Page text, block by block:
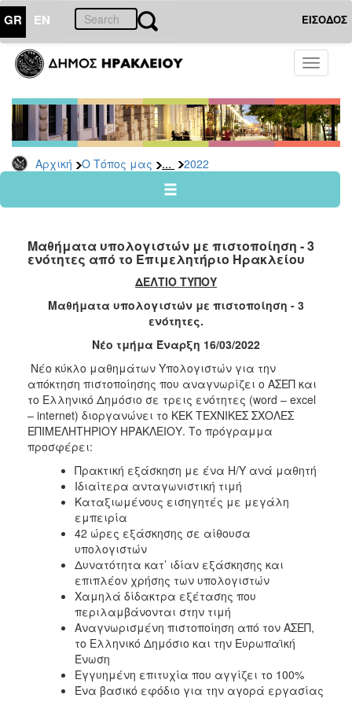
GR EN ΕΙΣΟΔΟΣ
Toggle
Αρχική Ο Τόπος μας ... 2022
ΤΟΠΟΣ
ΜΑΣ
Ανακοινώσεις
Αρχείο
2026
2024
2022
2020
2017
2016
2015
2012
2011
ΠΟΛΙΤΙΣΜΟΣ
ΑΝΘΕΚΤΙΚΗ
Μαθήματα υπολογιστών με πιστοποίηση - 3
ενότητες από το Επιμελητήριο Ηρακλείου
ΔΕΛΤΙΟ ΤΥΠΟΥ
Μαθήματα υπολογιστών με πιστοποίηση - 3
ενότητες.
Νέο τμήμα Έναρξη 16/03/2022
Νέο κύκλο μαθημάτων Υπολογιστών για την
απόκτηση πιστοποίησης που αναγνωρίζει ο ΑΣΕΠ και
το Ελληνικό Δημόσιο σε τρεις ενότητες (word – excel
– internet) διοργανώνει το ΚΕΚ ΤΕΧΝΙΚΕΣ ΣΧΟΛΕΣ
ΕΠΙΜΕΛΗΤΗΡΙΟΥ ΗΡΑΚΛΕΙΟΥ. Το πρόγραμμα
προσφέρει:
Πρακτική εξάσκηση με ένα H/Y ανά μαθητή
Ιδιαίτερα ανταγωνιστική τιμή
Καταξιωμένους εισηγητές με μεγάλη
εμπειρία
42 ώρες εξάσκησης σε αίθουσα
υπολογιστών
Δυνατότητα κατ’ ιδίαν εξάσκησης και
επιπλέον χρήσης των υπολογιστών
Χαμηλά δίδακτρα εξέτασης που
περιλαμβάνονται στην τιμή
Αναγνωρισμένη πιστοποίηση από τον ΑΣΕΠ,
το Ελληνικό Δημόσιο και την Ευρωπαϊκή
Ένωση
Εγγυημένη επιτυχία που αγγίζει το 100%
Ένα βασικό εφόδιο για την αγορά εργασίας